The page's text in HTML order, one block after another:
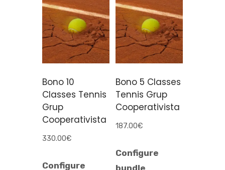
Bono 10
Classes Tennis
Grup
Cooperativista
330.00€
Configure
Bono 5 Classes
Tennis Grup
Cooperativista
187.00€
Configure
bundle